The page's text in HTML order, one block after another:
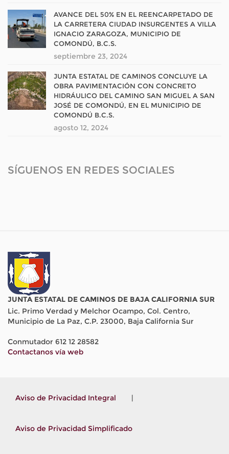
AVANCE DEL 50% EN EL REENCARPETADO DE
LA CARRETERA CIUDAD INSURGENTES A VILLA
IGNACIO ZARAGOZA, MUNICIPIO DE
COMONDÚ, B.C.S.
septiembre 23, 2024
JUNTA ESTATAL DE CAMINOS CONCLUYE LA
OBRA PAVIMENTACIÓN CON CONCRETO
HIDRÁULICO DEL CAMINO SAN MIGUEL A SAN
JOSÉ DE COMONDÚ, EN EL MUNICIPIO DE
COMONDÚ B.C.S.
agosto 12, 2024
SÍGUENOS EN REDES SOCIALES
JUNTA ESTATAL DE CAMINOS DE BAJA CALIFORNIA SUR
Lic. Primo Verdad y Melchor Ocampo, Col. Centro,
Municipio de La Paz, C.P. 23000, Baja California Sur
Conmutador 612 12 28582
Contactanos vía web
Aviso de Privacidad Integral |
Aviso de Privacidad Simplificado